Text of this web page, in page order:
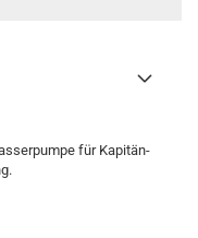
für Kapitän-